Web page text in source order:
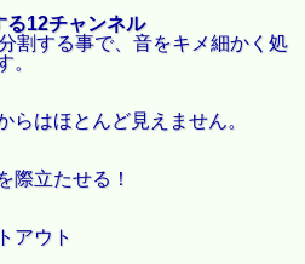
る12チャンネル
割する事で、音をキメ細かく処
。
らはほとんど見えません。
際立たせる！
アウト